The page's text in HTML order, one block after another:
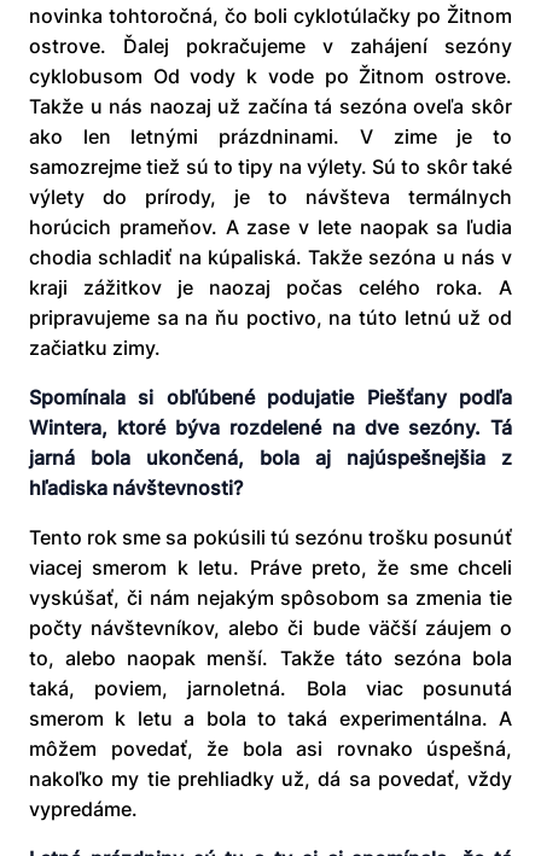
novinka tohtoročná, čo boli cyklotúlačky po Žitnom
ostrove. Ďalej pokračujeme v zahájení sezóny
cyklobusom Od vody k vode po Žitnom ostrove.
Takže u nás naozaj už začína tá sezóna oveľa skôr
ako len letnými prázdninami. V zime je to
samozrejme tiež sú to tipy na výlety. Sú to skôr také
výlety do prírody, je to návšteva termálnych
horúcich prameňov. A zase v lete naopak sa ľudia
chodia schladiť na kúpaliská. Takže sezóna u nás v
kraji zážitkov je naozaj počas celého roka. A
pripravujeme sa na ňu poctivo, na túto letnú už od
začiatku zimy.
Spomínala si obľúbené podujatie Piešťany podľa
Wintera, ktoré býva rozdelené na dve sezóny. Tá
jarná bola ukončená, bola aj najúspešnejšia z
hľadiska návštevnosti?
Tento rok sme sa pokúsili tú sezónu trošku posunúť
viacej smerom k letu. Práve preto, že sme chceli
vyskúšať, či nám nejakým spôsobom sa zmenia tie
počty návštevníkov, alebo či bude väčší záujem o
to, alebo naopak menší. Takže táto sezóna bola
taká, poviem, jarnoletná. Bola viac posunutá
smerom k letu a bola to taká experimentálna. A
môžem povedať, že bola asi rovnako úspešná,
nakoľko my tie prehliadky už, dá sa povedať, vždy
vypredáme.